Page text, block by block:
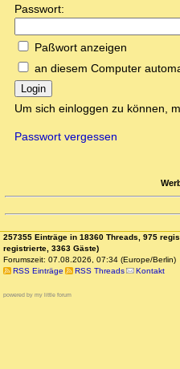
Passwort:
Paßwort anzeigen
an diesem Computer
Login
Um sich einloggen zu können,
Passwort vergessen
257355 Einträge in 18360 Threads, 975
registrierte, 3363 Gäste)
Forumszeit: 07.08.2026, 07:34 (Europe/Berlin)
RSS Einträge
RSS Threads Kontakt
powered by my little forum